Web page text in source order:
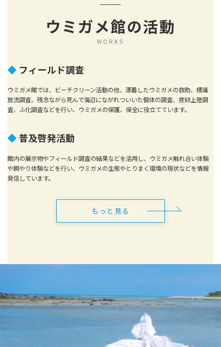
ウミガメ館の活動
WORKS
◆ フィールド調査
ウミガメ館では、ビーチクリーン活動の他、漂着したウミガメの救助、標識
放流調査、残念ながら死んで海辺にながれついいた個体の調査、産卵上陸調
査、ふ化調査などを行い、ウミガメの保護、保全に役立てています。
◆普及啓発活動
館内の展示物やフィールド調査の結果などを活用し、ウミガメ触れ合い体験
や餌やり体験などを行い、ウミガメの生態やとりまく環境の現状などを情報
発信しています。
もっと見る